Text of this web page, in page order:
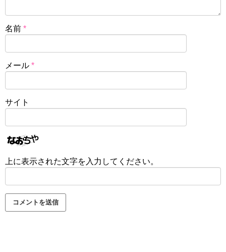
名前 *
メール *
サイト
上に表示された文字を入力してください。